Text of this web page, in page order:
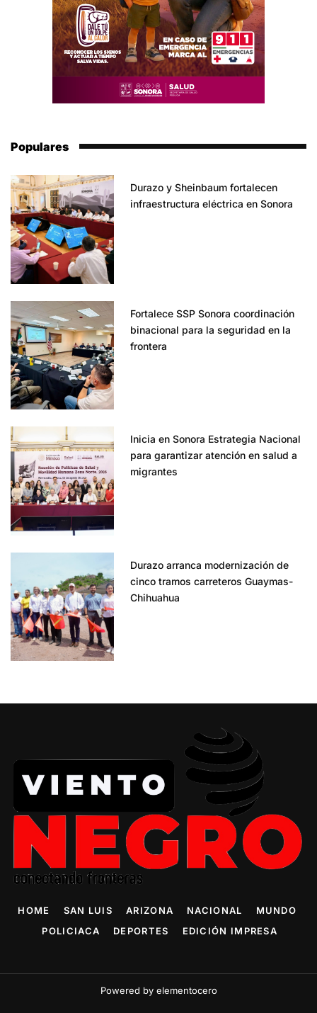
Populares
Durazo y Sheinbaum fortalecen
infraestructura eléctrica en Sonora
Fortalece SSP Sonora coordinación
binacional para la seguridad en la
frontera
Inicia en Sonora Estrategia Nacional
para garantizar atención en salud a
migrantes
Durazo arranca modernización de
cinco tramos carreteros Guaymas-
Chihuahua
HOME SAN LUIS ARIZONA NACIONAL
MUNDO
POLICIACA
DEPORTES EDICIÓN IMPRESA
Powered by elementocero